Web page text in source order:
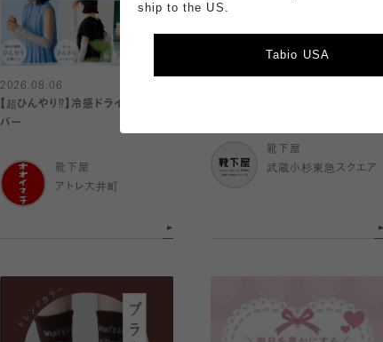
2026.08.06
【超ひんやり⁉︎】冷感ドライアームカ
バー
靴下屋
アトレ大井町
靴下屋
武蔵小杉東急スクエア
ship to the US.
Tabio USA